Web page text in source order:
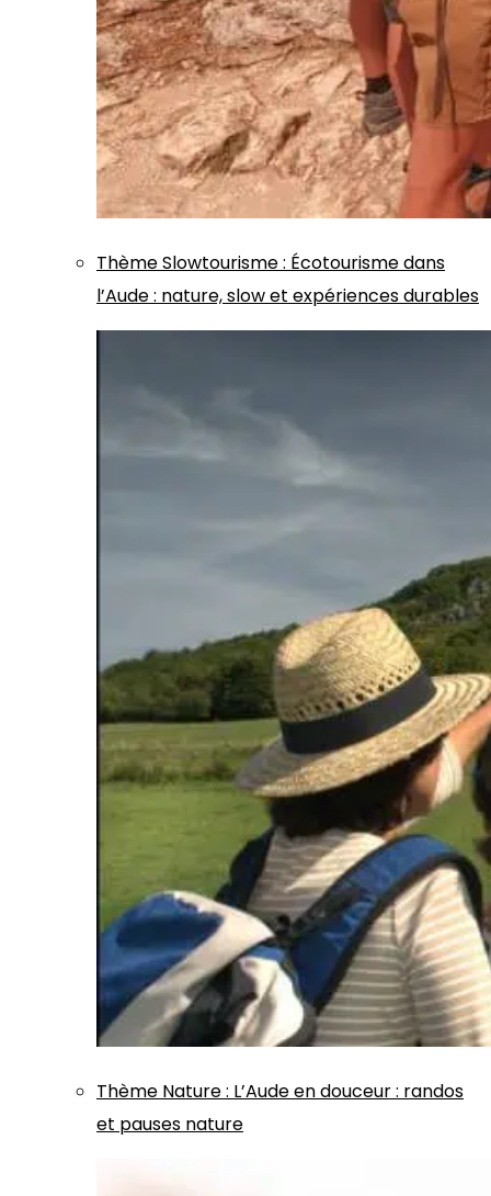
ThèmeSlowtourisme: Écotourisme dans
l’Aude : nature, slow et expériences durables
Thème Nature: L’Aude en douceur : randos
et pauses nature